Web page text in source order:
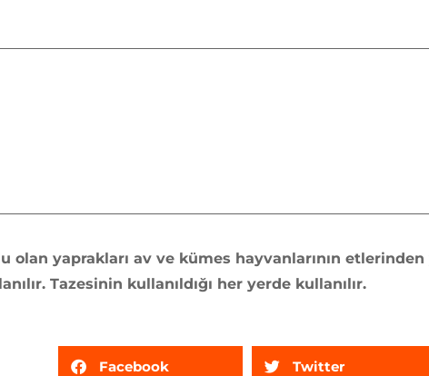
olan yaprakları av ve kümes hayvanlarının
Tazesinin kullanıldığı her yerde kullanılır.
Facebook Twitter